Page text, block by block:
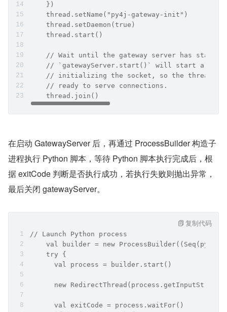
    })
    thread.setName("py4j-gateway-init")
    thread.setDaemon(true)
    thread.start()
// Wait until the gateway server has
// `gatewayServer.start()` will start a new
// initializing the socket, so the thread
    // ready to serve connections.
    thread.join()
​在启动 GatewayServer 后，再通过 ProcessBuilder 构造子
进程执行 Python 脚本，等待 Python 脚本执行完成后，根
据 exitCode 判断是否执行成功，若执行失败则抛出异常，
最后关闭 gatewayServer。
// Launch Python process
val builder = new
    try {
      val process = builder.start()
new
      val exitCode = process.waitFor()
复制代码